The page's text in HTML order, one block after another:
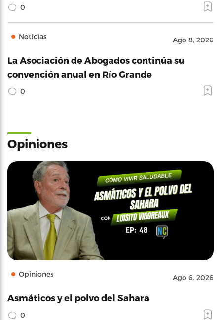
0
Noticias Ago 8, 2026
La Asociación de Abogados continúa su
convención anual en Río Grande
0
Opiniones
Opiniones Ago 6, 2026
Asmáticos y el polvo del Sahara
0